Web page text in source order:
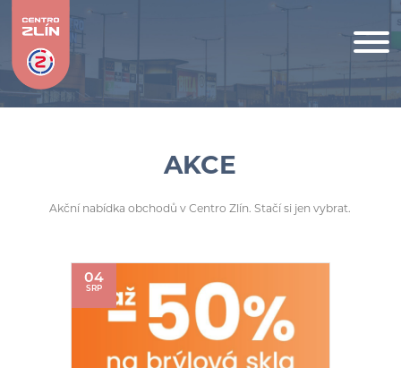
AKCE
Akční nabídka obchodů v Centro Zlín. Stačí si jen vybrat.
04
SRP